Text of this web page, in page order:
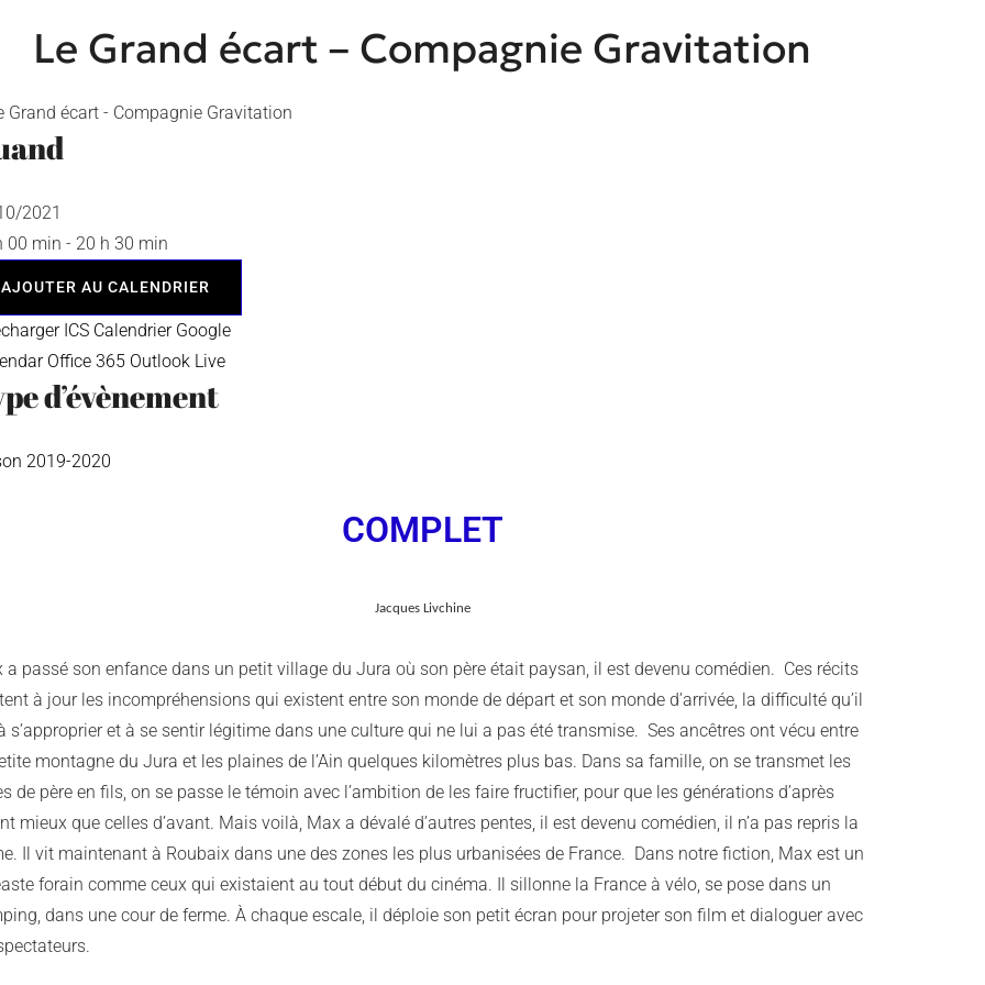
Le Grand écart – Compagnie Gravitation
2021
00 min - 20 h 30 min
AJOUTER AU CALENDRIER
ICS Calendrier Google
Office 365 Outlook Live
d’évènement
2019-2020
COMPLET
Jacques Livchine
a passé son enfance dans un petit village du Jura où son père était paysan, il est devenu comédien. Ces récits
à jour les incompréhensions qui existent entre son monde de départ et son monde d’arrivée, la difficulté qu’il
s’approprier et à se sentir légitime dans une culture qui ne lui a pas été transmise. Ses ancêtres ont vécu entre
montagne du Jura et les plaines de l’Ain quelques kilomètres plus bas. Dans sa famille, on se transmet les
de père en fils, on se passe le témoin avec l’ambition de les faire fructifier, pour que les générations d’après
mieux que celles d’avant. Mais voilà, Max a dévalé d’autres pentes, il est devenu comédien, il n’a pas repris la
Il vit maintenant à Roubaix dans une des zones les plus urbanisées de France. Dans notre fiction, Max est un
forain comme ceux qui existaient au tout début du cinéma. Il sillonne la France à vélo, se pose dans un
dans une cour de ferme. À chaque escale, il déploie son petit écran pour projeter son film et dialoguer avec